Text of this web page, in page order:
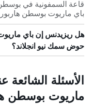
باي ماريوت بوسطن
هل ريزيدنس إن باي
حوض سمك نيو انجلاند؟
الأسئلة
ماريوت بوسطن